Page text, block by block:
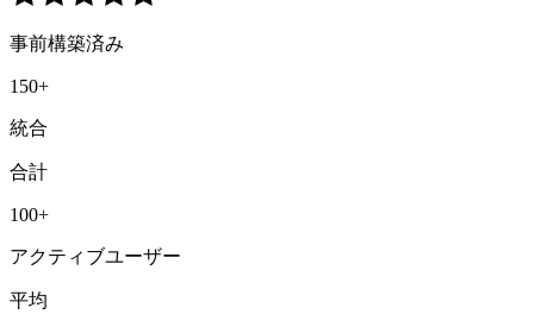
事前構築済み
150+
統合
合計
100+
アクティブユーザー
平均